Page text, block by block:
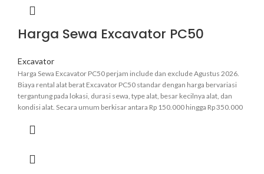
Harga Sewa Excavator PC50
Excavator
Harga Sewa Excavator PC50 perjam include dan exclude Agustus 2026.
Biaya rental alat berat Excavator PC50 standar dengan harga bervariasi
tergantung pada lokasi, durasi sewa, type alat, besar kecilnya alat, dan
kondisi alat. Secara umum berkisar antara Rp 150.000 hingga Rp 350.000